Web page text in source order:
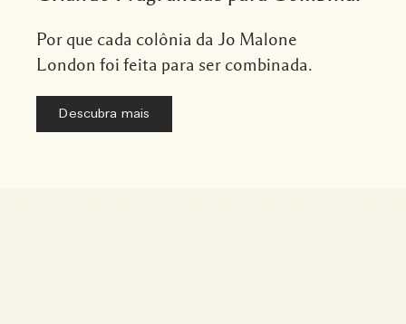
Por que cada colônia da Jo Malone
London foi feita para ser combinada.
Descubra mais